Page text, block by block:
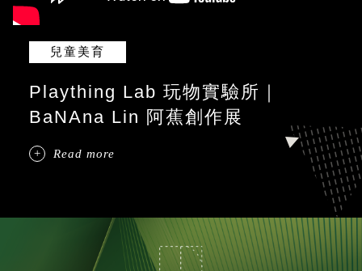
兒童美育
Plaything Lab 玩物實驗所｜
BaNAna Lin 阿蕉創作展
Read more